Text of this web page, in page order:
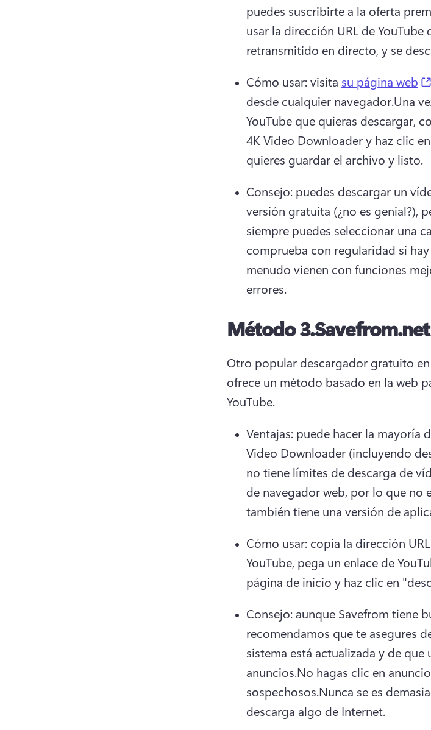
puedes suscribirte a la oferta
usar la dirección URL de
retransmitido en directo, y se
Cómo usar: visita su página web
desde cualquier navegador.Una
YouTube que quieras descargar,
4K Video Downloader y haz clic
quieres guardar el archivo y listo.
Consejo: puedes descargar un
versión gratuita (¿no es genial?),
siempre puedes seleccionar una
comprueba con regularidad si
menudo vienen con funciones
errores.
Método 3.Savefrom.net
Otro popular descargador gratuito en
ofrece un método basado en la web
YouTube.
Ventajas: puede hacer la mayoría
Video Downloader (incluyendo
no tiene límites de descarga de
de navegador web, por lo que no
también tiene una versión de
Cómo usar: copia la dirección
YouTube, pega un enlace de
página de inicio y haz clic en
Consejo: aunque Savefrom tiene
recomendamos que te asegures
sistema está actualizada y de
anuncios.No hagas clic en
sospechosos.Nunca se es
descarga algo de Internet.